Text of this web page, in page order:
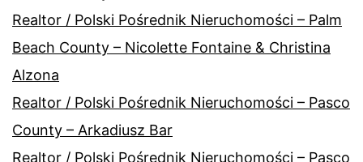
Realtor / Polski Pośrednik Nieruchomości – Palm
Beach County – Nicolette Fontaine & Christina
Alzona
Realtor / Polski Pośrednik Nieruchomości – Pasco
County – Arkadiusz Bar
Realtor / Polski Pośrednik Nieruchomości – Pasco